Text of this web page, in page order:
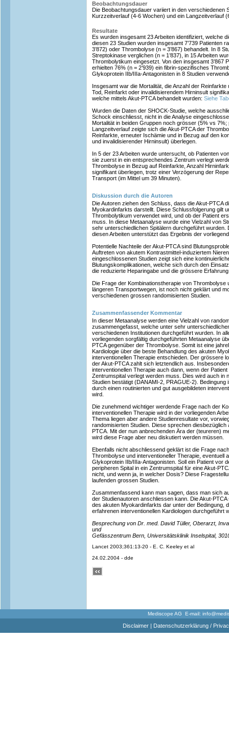
Beobachtungsdauer
Die Beobachtungsdauer variiert in den verschiedenen
Kurzzeitverlauf (4-6 Wochen) und ein Langzeitverlauf
Resultate
Es wurden insgesamt 23 Arbeiten identifiziert, welche
diesen 23 Studien wurden insgesamt 7’739 Patienten
3’872) oder Thrombolyse (n = 3’867) behandelt. In 8
Streptokinase verglichen (n = 1’837), in 15 Arbeiten
Thrombolytikum eingesetzt. Von den insgesamt 3’867
erhielten 76% (n = 2’939) ein fibrin-spezifisches
Glykoprotein IIb/IIIa-Antagonisten in 8 Studien
Insgesamt war die Mortalität, die Anzahl der
Tod, Reinfarkt oder invalidisierendem Hirninsult
welche mittels Akut-PTCA behandelt wurden: Siehe
Wurden die Daten der SHOCK-Studie, welche
Schock einschliesst, nicht in die Analyse
Mortalität in beiden Gruppen noch grösser (5% vs 7%;
Langzeitverlauf zeigte sich die Akut-PTCA der
Reinfarkte, erneuter Ischämie und in Bezug auf den
und invalidisierender Hirninsult) überlegen.
In 5 der 23 Arbeiten wurde untersucht, ob Patienten
sie zuerst in ein entsprechendes Zentrum verlegt
Thrombolyse in Bezug auf Reinfarkte, Anzahl
signifikant überlegen, trotz einer Verzögerung der
Transport (im Mittel um 39 Minuten).
Diskussion durch die Autoren
Die Autoren ziehen den Schluss, dass die Akut-PTCA
Myokardinfarkts darstellt. Diese Schlussfolgerung gilt
Thrombolytikum verwendet wird, und ob der Patient
muss. In diese Metaanalyse wurde eine Vielzahl von
sehr unterschiedlichen Spitälern durchgeführt wurden.
diesen Arbeiten unterstützt das Ergebnis der
Potentielle Nachteile der Akut-PTCA sind
Auftreten von akutem Kontrastmittel-induziertem
eingeschlossenen Studien zeigt sich eine
Blutungskomplikationen, welche sich durch den
die reduzierte Heparingabe und die grössere
Die Frage der Kombinationstherapie von Thrombolyse
längeren Transportwegen, ist noch nicht geklärt und
verschiedenen grossen randomisierten Studien.
Zusammenfassender Kommentar
In dieser Metaanalyse werden eine Vielzahl von
zusammengefasst, welche unter sehr
verschiedenen Institutionen durchgeführt wurden. In
vorliegenden sorgfältig durchgeführten Metaanalyse
PTCA gegenüber der Thrombolyse. Somit ist eine
Kardiologie über die beste Behandlung des akuten
interventionellen Therapie entschieden. Der grössere
der Akut-PTCA zahlt sich letztendlich aus.
interventionellen Therapie auch dann, wenn der
Zentrumspital verlegt werden muss. Dies wird auch in
Studien bestätigt (DANAMI-2, PRAGUE-2).
durch einen routinierten und gut ausgebildeten
wird.
Die zunehmend wichtiger werdende Frage nach der
interventionellen Therapie wird in der vorliegenden
Thema liegen aber andere Studienresultate vor,
randomisierten Studien. Diese sprechen
PTCA. Mit der nun anbrechenden Ära der (teureren)
wird diese Frage aber neu diskutiert werden müssen.
Ebenfalls nicht abschliessend geklärt ist die Frage
Thrombolyse und interventioneller Therapie, eventuell
Glykoprotein IIb/IIIa-Antagonisten. Soll ein Patient vor
peripheren Spital in ein Zentrumspital für eine Akut-
nicht, und wenn ja, in welcher Dosis? Diese
laufenden grossen Studien.
Zusammenfassend kann man sagen, dass man sich
der Studienautoren anschliessen kann. Die Akut-
des akuten Myokardinfarkts dar unter der Bedingung,
erfahrenen interventionellen Kardiologen durchgeführt
Besprechung von Dr. med. David Tüller, Oberarzt,
und
Gefässzentrum Bern, Universitätsklinik Inselspital,
Lancet 2003;361:13-20 - E. C. Keeley et al
24.02.2004 - dde
Mediscope AG E-mail:
Disclaimer| Datenschutzerklärung /